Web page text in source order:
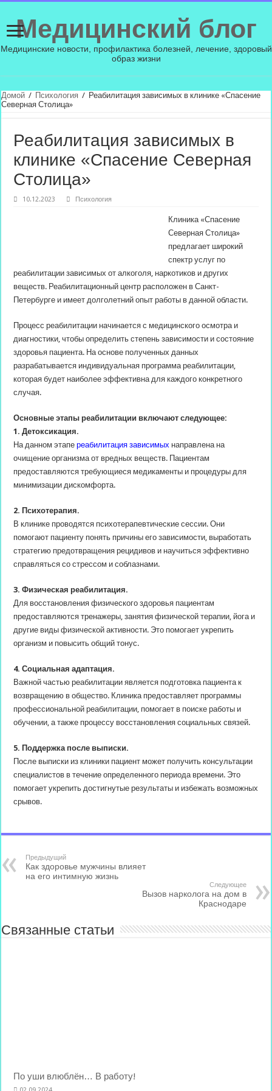
Медицинский блог
Медицинские новости, профилактика болезней, лечение, здоровый
образ жизни
Домой / Психология / Реабилитация зависимых в клинике «Спасение
Северная Столица»
Реабилитация зависимых в
клинике «Спасение Северная
Столица»
10.12.2023 Психология
Клиника «Спасение
Северная Столица»
предлагает широкий
спектр услуг по
реабилитации зависимых от алкоголя, наркотиков и других
веществ. Реабилитационный центр расположен в Санкт-
Петербурге и имеет долголетний опыт работы в данной области.
Процесс реабилитации начинается с медицинского осмотра и
диагностики, чтобы определить степень зависимости и состояние
здоровья пациента. На основе полученных данных
разрабатывается индивидуальная программа реабилитации,
которая будет наиболее эффективна для каждого конкретного
случая.
Основные этапы реабилитации включают следующее:
1. Детоксикация.
На данном этапереабилитация зависимых направлена на
очищение организма от вредных веществ. Пациентам
предоставляются требующиеся медикаменты и процедуры для
минимизации дискомфорта.
2. Психотерапия.
В клинике проводятся психотерапевтические сессии. Они
помогают пациенту понять причины его зависимости, выработать
стратегию предотвращения рецидивов и научиться эффективно
справляться со стрессом и соблазнами.
3. Физическая реабилитация.
Для восстановления физического здоровья пациентам
предоставляются тренажеры, занятия физической терапии, йога и
другие виды физической активности. Это помогает укрепить
организм и повысить общий тонус.
4. Социальная адаптация.
Важной частью реабилитации является подготовка пациента к
возвращению в общество. Клиника предоставляет программы
профессиональной реабилитации, помогает в поиске работы и
обучении, а также процессу восстановления социальных связей.
5. Поддержка после выписки.
После выписки из клиники пациент может получить консультации
специалистов в течение определенного периода времени. Это
помогает укрепить достигнутые результаты и избежать возможных
срывов.
Предыдущий
Как здоровье мужчины влияет
на его интимную жизнь
Следующее
Вызов нарколога на дом в
Краснодаре
Связанные статьи
По уши влюблён… В работу!